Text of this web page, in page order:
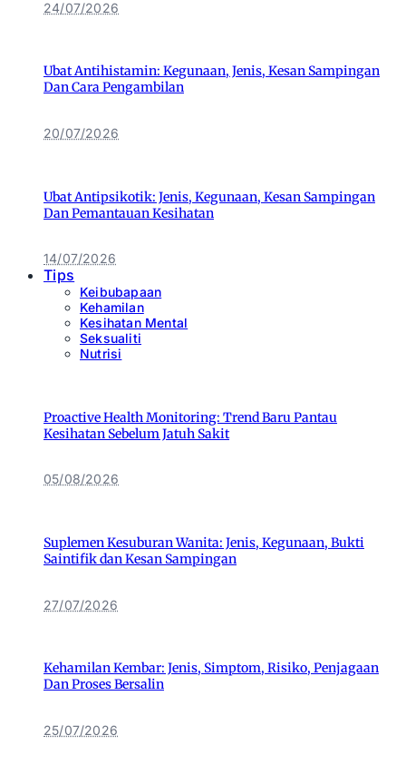
24/07/2026
Ubat Antihistamin: Kegunaan, Jenis, Kesan Sampingan
Dan Cara Pengambilan
20/07/2026
Ubat Antipsikotik: Jenis, Kegunaan, Kesan Sampingan
Dan Pemantauan Kesihatan
14/07/2026
Tips
Keibubapaan
Kehamilan
Kesihatan Mental
Seksualiti
Nutrisi
Proactive Health Monitoring: Trend Baru Pantau
Kesihatan Sebelum Jatuh Sakit
05/08/2026
Suplemen Kesuburan Wanita: Jenis, Kegunaan, Bukti
Saintifik dan Kesan Sampingan
27/07/2026
Kehamilan Kembar: Jenis, Simptom, Risiko, Penjagaan
Dan Proses Bersalin
25/07/2026